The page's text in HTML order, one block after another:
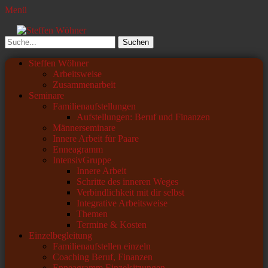
Menü
Steffen Wöhner
Lehrer und Seminarleiter
Suchen
nach:
Primäres
Zum
Steffen Wöhner
Arbeitsweise
Zusammenarbeit
Seminare
Familienaufstellungen
Aufstellungen: Beruf und Finanzen
Männerseminare
Innere Arbeit für Paare
Enneagramm
IntensivGruppe
Innere Arbeit
Schritte des inneren Weges
Verbindlichkeit mit dir selbst
Integrative Arbeitsweise
Themen
Termine & Kosten
Einzelbegleitung
Familienaufstellen einzeln
Coaching Beruf, Finanzen